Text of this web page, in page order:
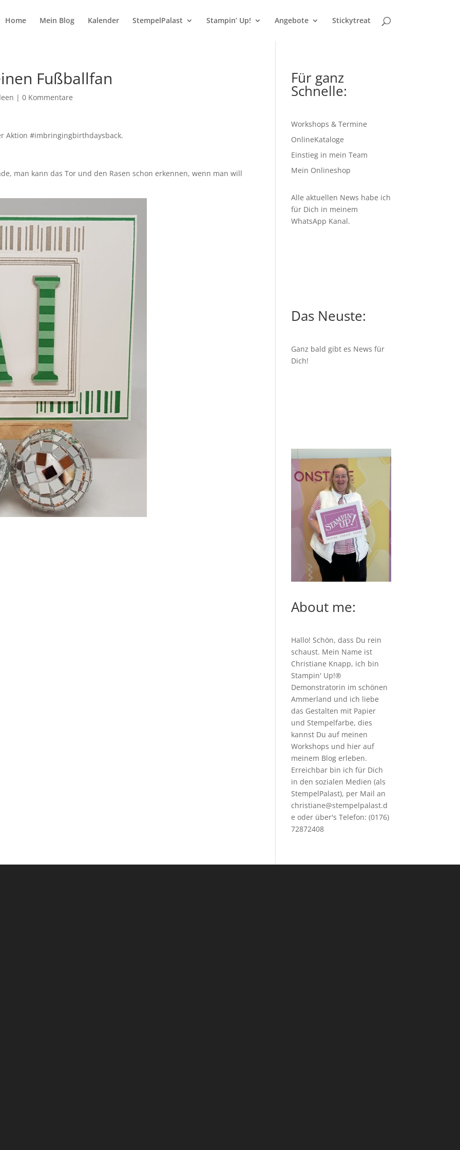
Home Mein Blog Kalender StempelPalast Stampin’ Up! Angebote Stickytreat
Fußballfan
|0 Kommentare
Aktion #imbringingbirthdaysback.
man kann das Tor und den Rasen schon erkennen, wenn man will
Für ganz
Schnelle:
Workshops & Termine
OnlineKataloge
Einstieg in mein Team
Mein Onlineshop
Alle aktuellen News habe ich
für Dich in meinem
WhatsApp Kanal.
Das Neuste:
Ganz bald gibt es News für
Dich!
About me:
Hallo! Schön, dass Du rein
schaust. Mein Name ist
Christiane Knapp, ich bin
Stampin' Up!®
Demonstratorin im schönen
Ammerland und ich liebe
das Gestalten mit Papier
und Stempelfarbe, dies
kannst Du auf meinen
Workshops und hier auf
meinem Blog erleben.
Erreichbar bin ich für Dich
in den sozialen Medien (als
StempelPalast), per Mail an
christiane@stempelpalast.d
e oder über's Telefon: (0176)
72872408